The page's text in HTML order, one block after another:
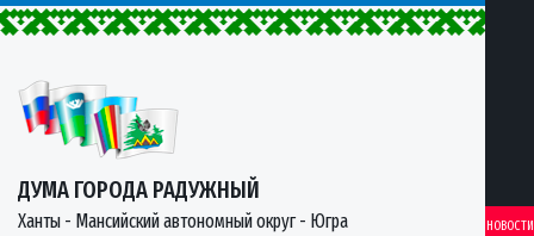
ДУМА ГОРОДА РАДУЖНЫЙ
Ханты - Мансийский автономный округ - Югра НОВОСТИ